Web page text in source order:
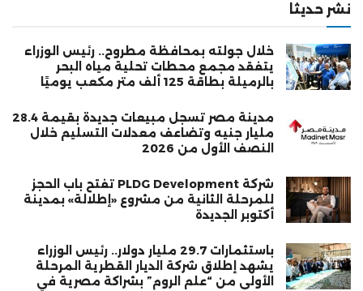
نشر حديثا
خلال جولته بمحافظة مطروح.. رئيس الوزراء
يتفقد مجمع محطات تحلية مياه البحر
بالرميلة بطاقة 125 ألف متر مكعب يوميًا
مدينة مصر تسجل مبيعات جديدة بقيمة 28.4
مليار جنيه وتضاعف معدلات التسليم خلال
النصف الأول من 2026
شركة PLDG Development تفتح باب الحجز
للمرحلة الثانية من مشروع «إطلالة» بمدينة
أكتوبر الجديدة
باستثمارات 29.7 مليار دولار.. رئيس الوزراء
يشهد إطلاق شركة الديار القطرية المرحلة
الأولى من “علم الروم” بشراكة مصرية في